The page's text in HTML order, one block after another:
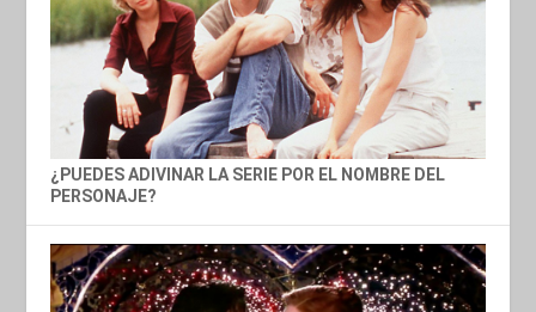
¿PUEDES ADIVINAR LA SERIE POR EL NOMBRE DEL
PERSONAJE?